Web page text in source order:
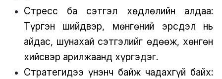
Стресс ба сэтгэл хөдлөлийн алдаа:
Түргэн шийдвэр, мөнгөний эрсдэл нь
айдас, шунахай сэтгэлийг өдөөж, хөнгөн
хийсвэр арилжаанд хүргэдэг.
Стратегидээ үнэнч байж чадахгүй байх: